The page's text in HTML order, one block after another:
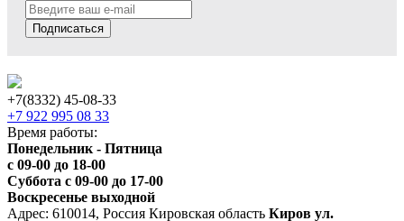
Подписаться
+7(8332) 45-08-33
+7 922 995 08 33
Время работы:
Понедельник - Пятница
с 09-00 до 18-00
Суббота с 09-00 до 17-00
Воскресенье выходной
Адрес: 610014, Россия Кировская область Киров ул.